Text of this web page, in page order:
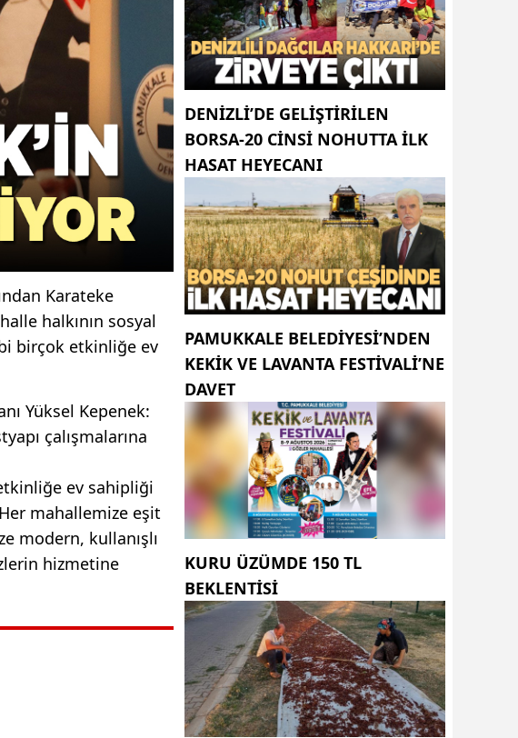
Karateke
halkının sosyal
birçok etkinliğe ev
Yüksel Kepenek:
çalışmalarına
ev sahipliği
mahallemize eşit
modern, kullanışlı
hizmetine
DENIZLI’DE GELIŞTIRILEN
BORSA-20 CINSI NOHUTTA ILK
HASAT HEYECANI
PAMUKKALE BELEDIYESI’NDEN
KEKIK VE LAVANTA FESTIVALI’NE
DAVET
KURU ÜZÜMDE 150 TL
BEKLENTISI